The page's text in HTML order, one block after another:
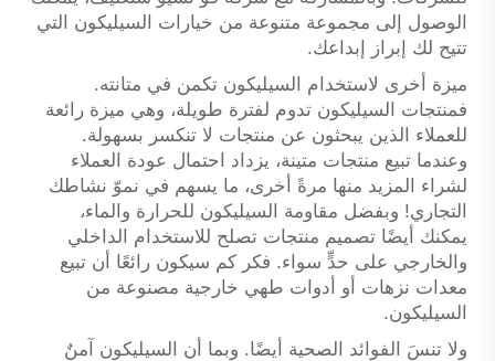
الوصول إلى مجموعة متنوعة من خيارات السيليكون التي
تتيح لك إبراز إبداعك.
ميزة أخرى لاستخدام السيليكون تكمن في متانته.
فمنتجات السيليكون تدوم لفترة طويلة، وهي ميزة رائعة
للعملاء الذين يبحثون عن منتجات لا تنكسر بسهولة.
وعندما تبيع منتجات متينة، يزداد احتمال عودة العملاء
لشراء المزيد منها مرةً أخرى، ما يسهم في نموّ نشاطك
التجاري! وبفضل مقاومة السيليكون للحرارة والماء،
يمكنك أيضًا تصميم منتجات تصلح للاستخدام الداخلي
والخارجي على حدٍّ سواء. فكر كم سيكون رائعًا أن تبيع
معدات نزهات أو أدوات طهي خارجية مصنوعة من
السيليكون.
ولا تنسَ الفوائد الصحية أيضًا. وبما أن السيليكون آمنٌ